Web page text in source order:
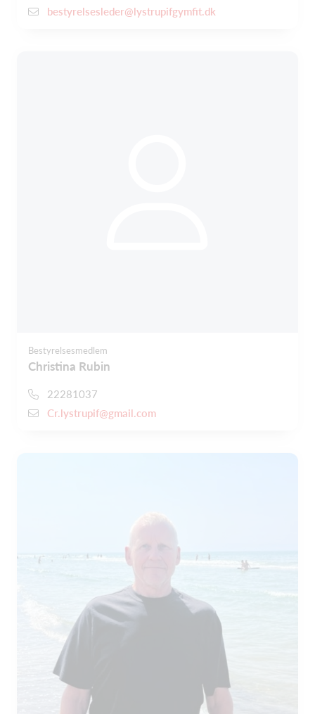
bestyrelsesleder@lystrupifgymfit.dk
Bestyrelsesmedlem
Christina Rubin
22281037
Cr.lystrupif@gmail.com